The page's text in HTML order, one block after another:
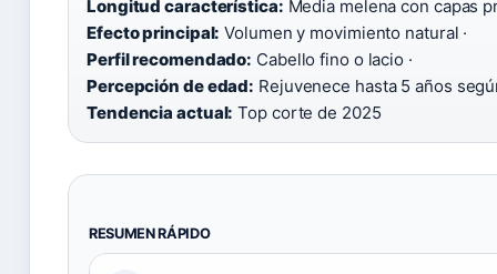
Longitud característica: Media melena con capas
Efecto principal: Volumen y movimiento natural ·
Perfil recomendado: Cabello fino o lacio ·
Percepción de edad: Rejuvenece hasta 5 años
Tendencia actual: Top corte de 2025
RESUMEN RÁPIDO